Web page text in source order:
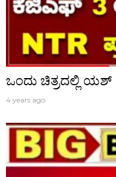
ಒಂದು ಚಿತ್ರದಲ್ಲಿ ಯಶ್
4 years ago